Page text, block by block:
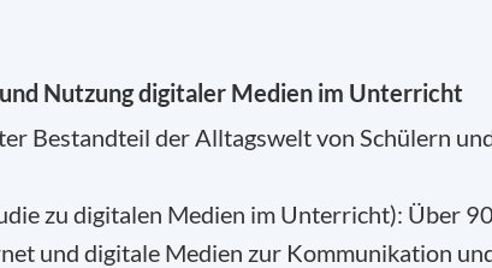
Nutzung digitaler Medien im Unterricht
Bestandteil der Alltagswelt von Schülern
zu digitalen Medien im Unterricht): Über
und digitale Medien zur Kommunikation